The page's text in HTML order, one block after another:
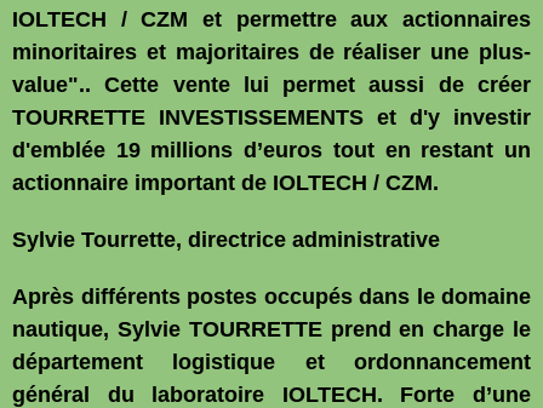
IOLTECH / CZM et permettre aux actionnaires
minoritaires et majoritaires de réaliser une plus-
value".. Cette vente lui permet aussi de créer
TOURRETTE INVESTISSEMENTS et d'y investir
d'emblée 19 millions d’euros tout en restant un
actionnaire important de IOLTECH / CZM.
Sylvie Tourrette, directrice administrative
Après différents postes occupés dans le domaine
nautique, Sylvie TOURRETTE prend en charge le
département logistique et ordonnancement
général du laboratoire IOLTECH. Forte d’une